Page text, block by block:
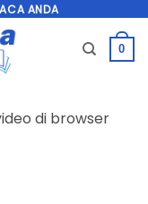
ANDA
0
di browser